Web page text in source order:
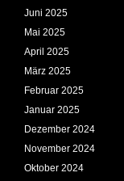
Juni 2025
Mai 2025
April 2025
März 2025
Februar 2025
Januar 2025
Dezember 2024
November 2024
Oktober 2024